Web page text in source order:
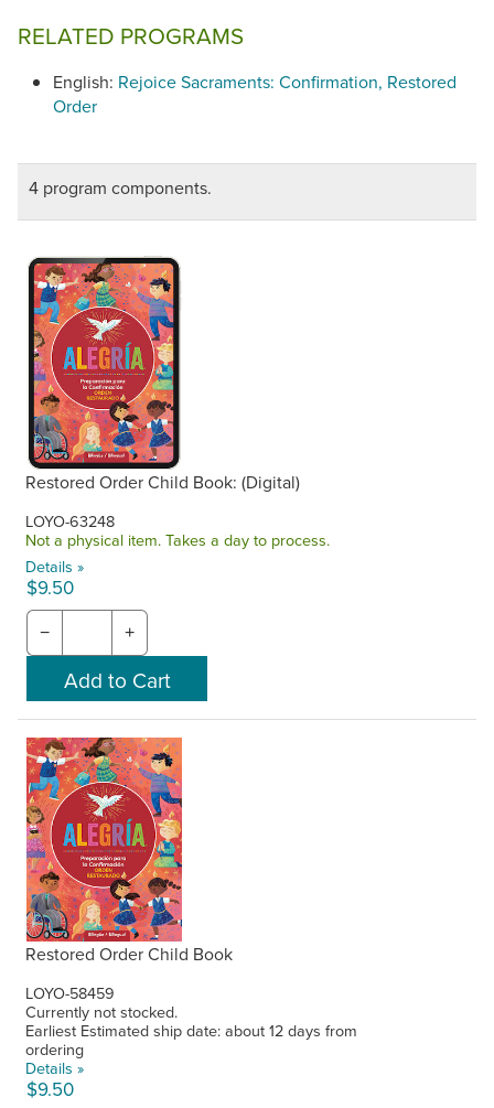
RELATED PROGRAMS
English: Rejoice Sacraments: Confirmation, Restored
Order
4 program components.
Restored Order Child Book: (Digital)
LOYO-63248
Not a physical item. Takes a day to process.
Details »
$9.50
− +
Restored Order Child Book
LOYO-58459
Currently not stocked.
Earliest Estimated ship date: about 12 days from
ordering
Details »
$9.50